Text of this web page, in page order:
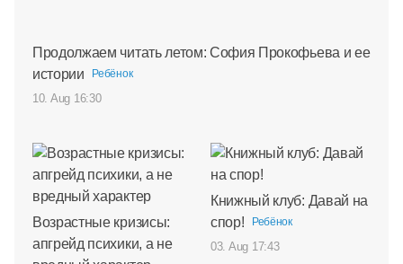
Продолжаем читать летом: София Прокофьева и ее
истории
Ребёнок
10. Aug 16:30
Возрастные кризисы:
апгрейд психики, а не
Книжный клуб: Давай на
спор!
Ребёнок
03. Aug 17:43